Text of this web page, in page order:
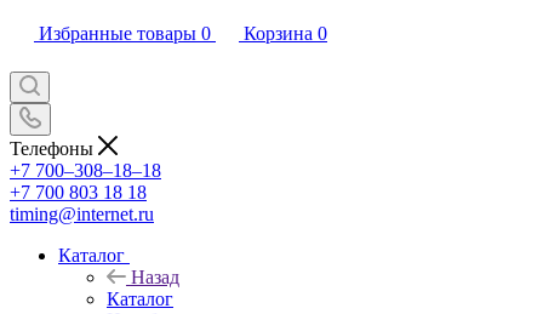
Избранные товары 0 Корзина 0
Телефоны
+7 700‒308‒18‒18
+7 700 803 18 18
timing@internet.ru
Каталог
Назад
Каталог